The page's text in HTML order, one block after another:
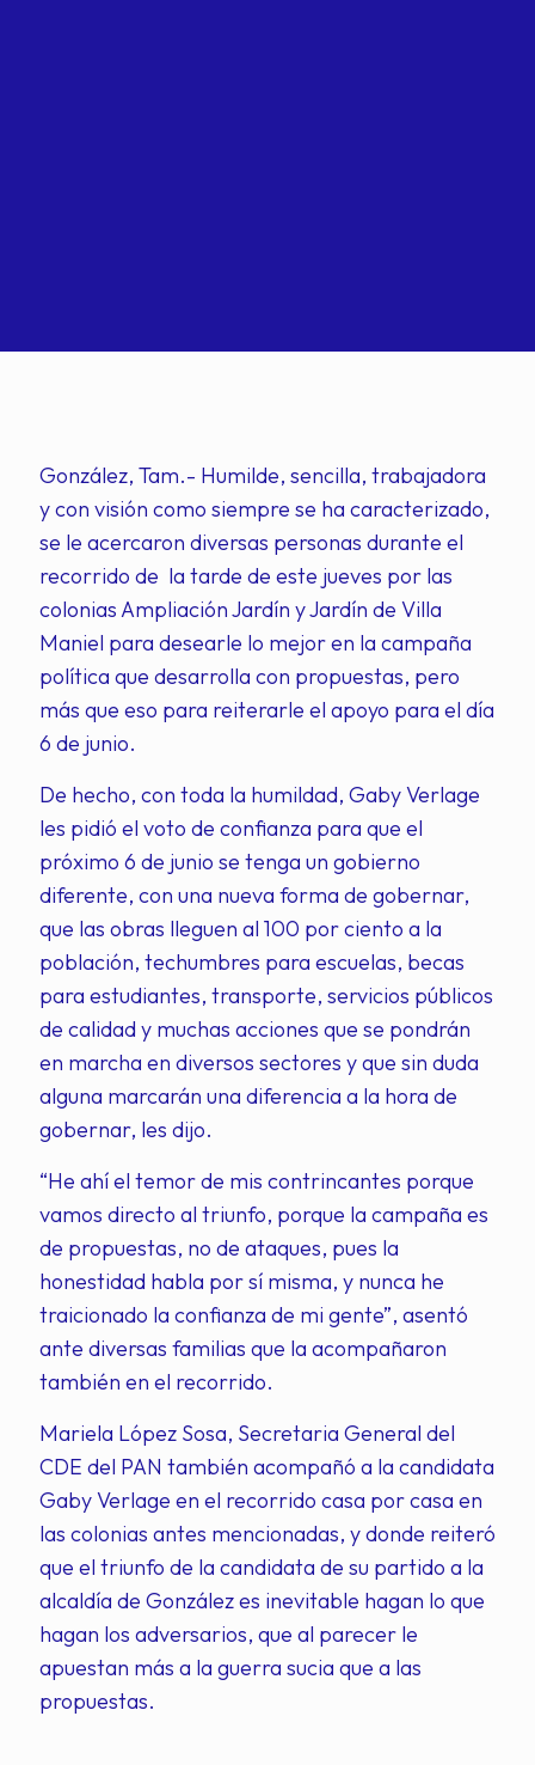
González, Tam.- Humilde, sencilla, trabajadora
y con visión como siempre se ha caracterizado,
se le acercaron diversas personas durante el
recorrido de la tarde de este jueves por las
colonias Ampliación Jardín y Jardín de Villa
Maniel para desearle lo mejor en la campaña
política que desarrolla con propuestas, pero
más que eso para reiterarle el apoyo para el día
6 de junio.
De hecho, con toda la humildad, Gaby Verlage
les pidió el voto de confianza para que el
próximo 6 de junio se tenga un gobierno
diferente, con una nueva forma de gobernar,
que las obras lleguen al 100 por ciento a la
población, techumbres para escuelas, becas
para estudiantes, transporte, servicios públicos
de calidad y muchas acciones que se pondrán
en marcha en diversos sectores y que sin duda
alguna marcarán una diferencia a la hora de
gobernar, les dijo.
“He ahí el temor de mis contrincantes porque
vamos directo al triunfo, porque la campaña es
de propuestas, no de ataques, pues la
honestidad habla por sí misma, y nunca he
traicionado la confianza de mi gente”, asentó
ante diversas familias que la acompañaron
también en el recorrido.
Mariela López Sosa, Secretaria General del
CDE del PAN también acompañó a la candidata
Gaby Verlage en el recorrido casa por casa en
las colonias antes mencionadas, y donde reiteró
que el triunfo de la candidata de su partido a la
alcaldía de González es inevitable hagan lo que
hagan los adversarios, que al parecer le
apuestan más a la guerra sucia que a las
propuestas.